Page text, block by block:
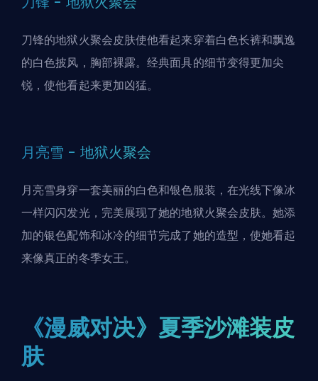
刀锋的地狱火聚会皮肤使他看起来穿着白色长裤和飘逸
的白色披风，胸部裸露。经典面具的细节变得更加尖
锐，使他看起来更加凶猛。
月亮雪 - 地狱火聚会
月亮雪身穿一套美丽的白色和银色服装，在光线下像冰
一样闪闪发光，完美展现了她的地狱火聚会皮肤。她添
加的银色配饰和冰冷的细节完成了她的造型，使她看起
来像真正的冬季女王。
《漫威对决》夏季沙滩装皮
肤